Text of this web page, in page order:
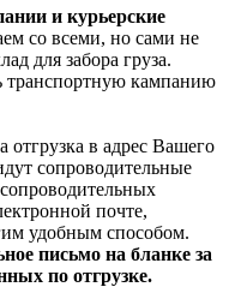
и курьерские
со всеми, но сами не
для забора груза.
транспортную кампанию
отгрузка в адрес Вашего
сопроводительные
почте,
удобным способом.
письмо на бланке за
по отгрузке.